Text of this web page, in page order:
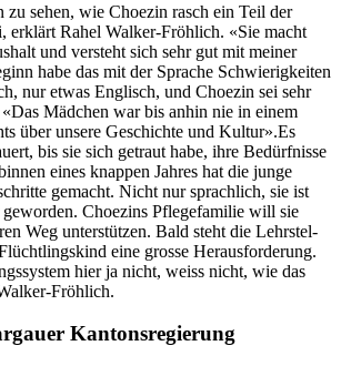
zu sehen, wie Choezin rasch ein Teil der
erk­lärt Rahel Walk­er-Fröh­lich. «Sie macht
und ver­ste­ht sich sehr gut mit mein­er
habe das mit der Sprache Schwierigkeit­en
nur etwas Englisch, und Choezin sei sehr
Mäd­chen war bis anhin nie in einem
über unsere Geschichte und Kul­tur».Es
bis sie sich getraut habe, ihre Bedürfnisse
eines knap­pen Jahres hat die junge
gemacht. Nicht nur sprach­lich, sie ist
gewor­den. Choezins Pflege­fam­i­lie will sie
Weg unter­stützen. Bald ste­ht die Lehrstel­
eine grosse Her­aus­forderung.
hier ja nicht, weiss nicht, wie das
Fröh­lich.
Kantonsregierung